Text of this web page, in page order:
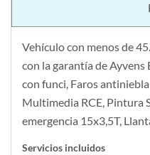
Vehículo con menos de
con la garantía de
con funci, Faros
Multimedia RCE, Pintura
emergencia 15x3,5T,
Servicios incluidos